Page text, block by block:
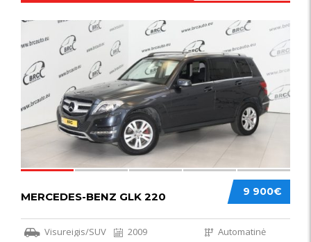
IŠSKIRTINIS
9 900€
MERCEDES-BENZ GLK 220
Visureigis/SUV 2009 Automatinė